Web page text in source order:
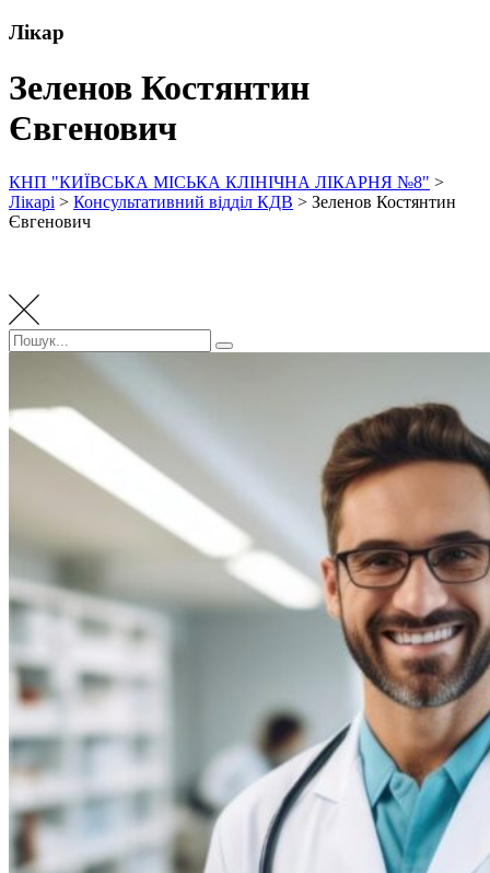
Лікар
Зеленов Костянтин
Євгенович
КНП "КИЇВСЬКА МІСЬКА КЛІНІЧНА ЛІКАРНЯ №8" >
Лікарі > Консультативний відділ КДВ > Зеленов Костянтин
Євгенович
Пошук:
Пошук